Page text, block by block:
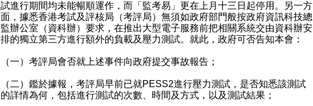
試進行期間均未能暢順運作，而「監考易」更在上月十三日起停用。另一方
面，據悉香港考試及評核局（考評局）無須如政府部門般按政府資訊科技總
監辦公室（資科辦）要求，在推出大型電子服務前把相關系統交由資科辦安
排的獨立第三方進行額外的負載及壓力測試。就此，政府可否告知本會：
（一）考評局會否就上述事件向政府提交事故報告；
（二）鑑於據報，考評局早前已就PESS2進行壓力測試，是否知悉該測試
的詳情為何，包括進行測試的次數、時間及方式，以及測試結果；